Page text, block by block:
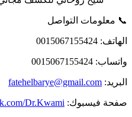
📞 معلومات التواصل
الهاتف: 0015067155424
واتساب: 0015067155424
البريد: fatehelbarye@gmail.com
صفحة فيسبوك: Dr.Kwami/